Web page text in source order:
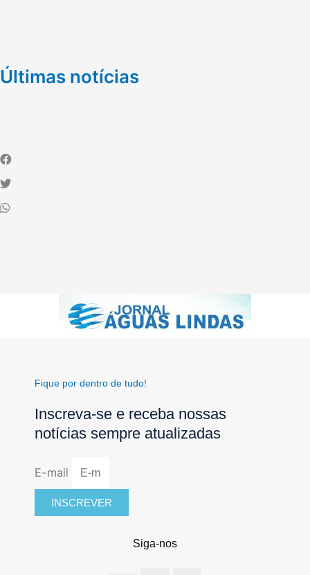
Últimas notícias
Fique por dentro de tudo!
Inscreva-se e receba nossas
notícias sempre atualizadas
E-mail
INSCREVER
Siga-nos